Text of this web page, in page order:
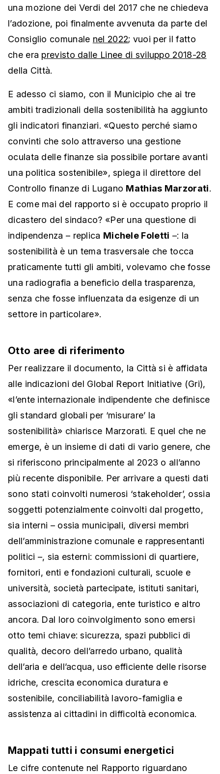
una mozione dei Verdi del 2017 che ne chiedeva
l’adozione, poi finalmente avvenuta da parte del
Consiglio comunale nel 2022; vuoi per il fatto
che era previsto dalle Linee di sviluppo 2018-28
della Città.
E adesso ci siamo, con il Municipio che ai tre
ambiti tradizionali della sostenibilità ha aggiunto
gli indicatori finanziari. «Questo perché siamo
convinti che solo attraverso una gestione
oculata delle finanze sia possibile portare avanti
una politica sostenibile», spiega il direttore del
Controllo finanze di Lugano Mathias Marzorati.
E come mai del rapporto si è occupato proprio il
dicastero del sindaco? «Per una questione di
indipendenza – replica Michele Foletti –: la
sostenibilità è un tema trasversale che tocca
praticamente tutti gli ambiti, volevamo che fosse
una radiografia a beneficio della trasparenza,
senza che fosse influenzata da esigenze di un
settore in particolare».
Otto aree di riferimento
Per realizzare il documento, la Città si è affidata
alle indicazioni del Global Report Initiative (Gri),
«l’ente internazionale indipendente che definisce
gli standard globali per ‘misurare’ la
sostenibilità» chiarisce Marzorati. E quel che ne
emerge, è un insieme di dati di vario genere, che
si riferiscono principalmente al 2023 o all’anno
più recente disponibile. Per arrivare a questi dati
sono stati coinvolti numerosi ‘stakeholder’, ossia
soggetti potenzialmente coinvolti dal progetto,
sia interni – ossia municipali, diversi membri
dell’amministrazione comunale e rappresentanti
politici –, sia esterni: commissioni di quartiere,
fornitori, enti e fondazioni culturali, scuole e
università, società partecipate, istituti sanitari,
associazioni di categoria, ente turistico e altro
ancora. Dal loro coinvolgimento sono emersi
otto temi chiave: sicurezza, spazi pubblici di
qualità, decoro dell’arredo urbano, qualità
dell’aria e dell’acqua, uso efficiente delle risorse
idriche, crescita economica duratura e
sostenibile, conciliabilità lavoro-famiglia e
assistenza ai cittadini in difficoltà economica.
Mappati tutti i consumi energetici
Le cifre contenute nel Rapporto riguardano